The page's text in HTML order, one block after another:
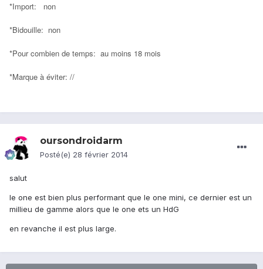
*Import: non
*Bidouille: non
*Pour combien de temps: au moins 18 mois
*Marque à éviter: //
oursondroidarm
Posté(e) 28 février 2014
salut
le one est bien plus performant que le one mini, ce dernier est un
millieu de gamme alors que le one ets un HdG
en revanche il est plus large.